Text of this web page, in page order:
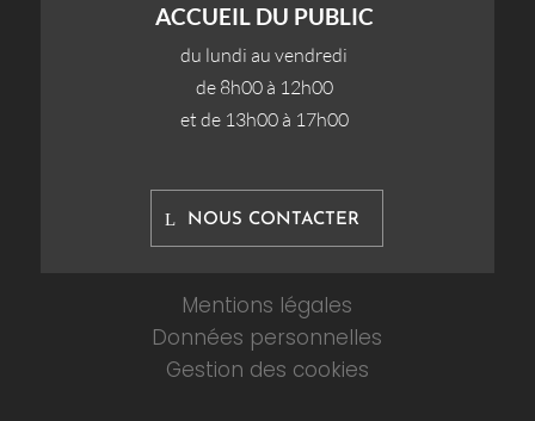
ACCUEIL DU PUBLIC
du lundi au vendredi
de 8h00 à 12h00
et de 13h00 à 17h00
NOUS CONTACTER
Mentions légales
Données personnelles
Gestion des cookies